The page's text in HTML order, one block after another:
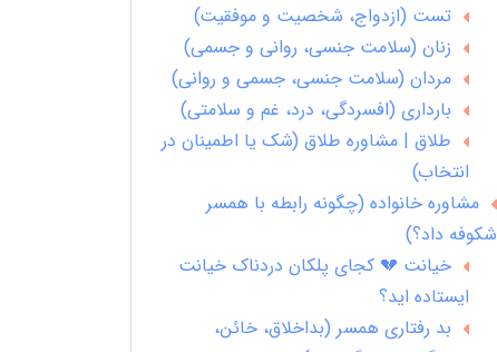
تست (ازدواج، شخصیت و موفقیت)
زنان (سلامت جنسی، روانی و جسمی)
مردان (سلامت جنسی، جسمی و روانی)
بارداری (افسردگی، درد، غم و سلامتی)
طلاق | مشاوره طلاق (شک یا اطمینان در
انتخاب)
مشاوره خانواده (چگونه رابطه با همسر
شکوفه داد؟)
خیانت 💔 کجای پلکان دردناک خیانت
ایستاده اید؟
بد رفتاری همسر (بداخلاق، خائن،